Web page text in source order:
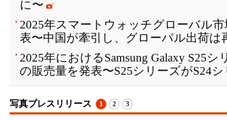
に〜
2025年スマートウォッチグローバル
表〜中国が牽引し、グローバル出荷は
2025年におけるSamsung Galaxy S25
の販売量を発表〜S25シリーズがS24
写真プレスリリース 1 2 3